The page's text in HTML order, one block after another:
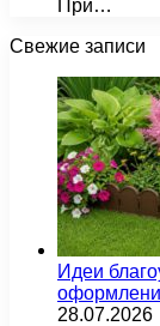
При…
Свежие записи
Идеи
28.07.2026